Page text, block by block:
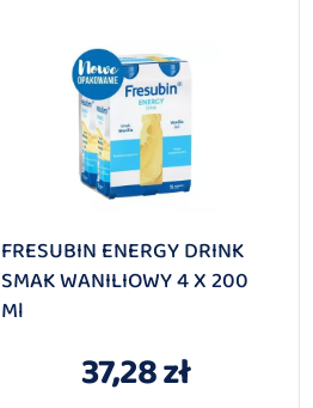
FRESUBIN ENERGY DRINK
SMAK WANILIOWY 4 X 200
Ml
37,28 zł